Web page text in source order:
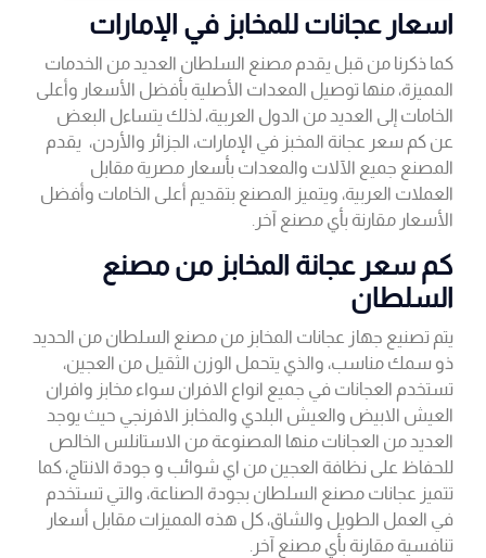
اسعار عجانات للمخابز في الإمارات
كما ذكرنا من قبل يقدم مصنع السلطان العديد من الخدمات
المميزة، منها توصيل المعدات الأصلية بأفضل الأسعار وأعلى
الخامات إلى العديد من الدول العربية، لذلك يتساءل البعض
عن كم سعر عجانة المخبز في الإمارات، الجزائر والأردن، يقدم
المصنع جميع الآلات والمعدات بأسعار مصرية مقابل
العملات العربية، ويتميز المصنع بتقديم أعلى الخامات وأفضل
الأسعار مقارنة بأي مصنع آخر.
كم سعر عجانة المخابز من مصنع
السلطان
يتم تصنيع جهاز عجانات المخابز من مصنع السلطان من الحديد
ذو سمك مناسب، والذي يتحمل الوزن الثقيل من العجين،
تستخدم العجانات في جميع انواع الافران سواء مخابز وافران
العيش الابيض والعيش البلدي والمخابز الافرنجي حيث يوجد
العديد من العجانات منها المصنوعة من الاستانلس الخالص
للحفاظ على نظافة العجين من اي شوائب و جودة الانتاج، كما
تتميز عجانات مصنع السلطان بجودة الصناعة، والتي تستخدم
في العمل الطويل والشاق، كل هذه المميزات مقابل أسعار
تنافسية مقارنة بأي مصنع آخر.